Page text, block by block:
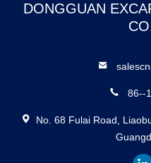
DONGGUAN
86--
No. 68 Fulai Road,